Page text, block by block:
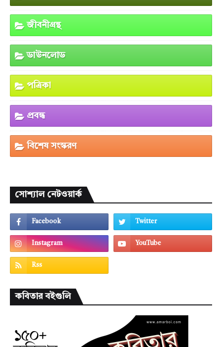
জীবনীগ্রন্থ
ডাউনলোড
পত্রিকা
প্রবন্ধ
বিশেষ সংস্করণ
সোশ্যাল নেটওয়ার্ক
কবিতার বইগুলি